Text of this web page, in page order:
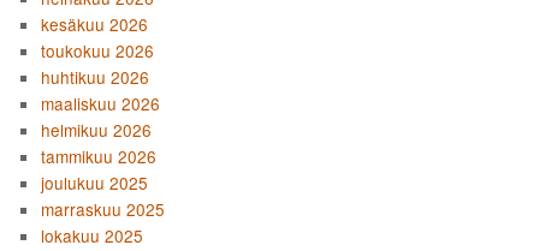
kesäkuu 2026
toukokuu 2026
huhtikuu 2026
maaliskuu 2026
helmikuu 2026
tammikuu 2026
joulukuu 2025
marraskuu 2025
lokakuu 2025